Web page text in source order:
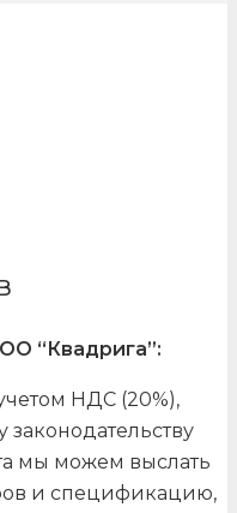
“Квадрига”:
НДС (20%),
мы можем выслать
и спецификацию,